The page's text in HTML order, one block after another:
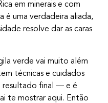
em minerais e com
é uma verdadeira aliada,
resolve dar as caras
verde vai muito além
técnicas e cuidados
resultado final — e é
te mostrar aqui. Então